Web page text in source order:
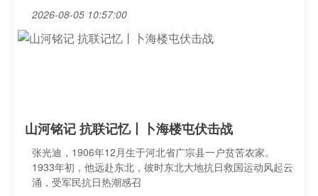
2026-08-05 10:57:00
山河铭记 抗联记忆丨卜海楼屯伏击战
张光迪，1906年12月生于河北省广宗县一户贫苦农家。
1933年初，他远赴东北，彼时东北大地抗日救国运动风起云
涌，受军民抗日热潮感召